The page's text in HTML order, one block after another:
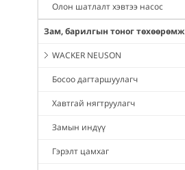
Олон шатлалт хэвтээ насос
Зам, барилгын тоног төхөөрөмж
WACKER NEUSON
Босоо дагтаршуулагч
Хавтгай нягтруулагч
Замын индүү
Гэрэлт цамхаг